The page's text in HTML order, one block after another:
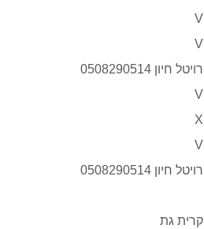
V
V
רויטל חיון 0508290514
V
X
V
רויטל חיון 0508290514
קרית גת